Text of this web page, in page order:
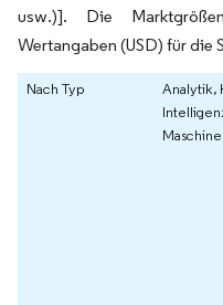
usw.)]. Die
Wertangaben (USD) für die
Nach Typ
Analytik,